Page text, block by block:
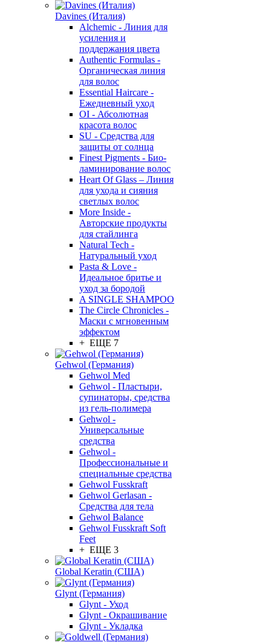
Davines (Италия)
Alchemic - Линия для
усиления и
поддержания цвета
Authentic Formulas -
Органическая линия
для волос
Essential Haircare -
Eжедневный уход
OI - Абсолютная
красота волос
SU - Средства для
защиты от солнца
Finest Pigments - Био-
ламинирование волос
Heart Of Glass – Линия
для ухода и сияния
светлых волос
More Inside -
Авторские продукты
для стайлинга
Natural Tech -
Натуральный уход
Pasta & Love -
Идеальное бритье и
уход за бородой
A SINGLE SHAMPOO
The Circle Chronicles -
Маски с мгновенным
эффектом
+ ЕЩЕ 7
Gehwol (Германия)
Gehwol Med
Gehwol - Пластыри,
супинаторы, средства
из гель-полимера
Gehwol -
Универсальные
средства
Gehwol -
Профессиональные и
специальные средства
Gehwol Fusskraft
Gehwol Gerlasan -
Средства для тела
Gehwol Balance
Gehwol Fusskraft Soft
Feet
+ ЕЩЕ 3
Global Keratin (США)
Glynt (Германия)
Glynt - Уход
Glynt - Окрашивание
Glynt - Укладка